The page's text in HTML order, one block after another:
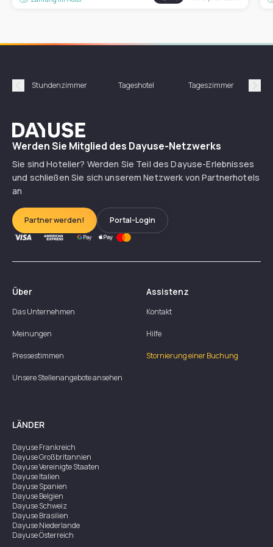
Précédent
Stundenzimmer Tageshotel Tageszimmer
Dayuse
Werden Sie Mitglied des Dayuse-Netzwerks
Sie sind Hotelier? Werden Sie Teil des Dayuse-Erlebnisses
und schließen Sie sich unserem Netzwerk von Partnerhotels
an
Partner werden! Portal-Login
Über
Das Unternehmen
Meinungen
Pressestimmen
Unsere Stellenangebote ansehen
Assistenz
Kontakt
Hilfe
Stornierung einer Buchung
LÄNDER
DayuseFrankreich
DayuseGroßbritannien
DayuseVereinigte Staaten
DayuseItalien
DayuseSpanien
DayuseBelgien
DayuseSchweiz
DayuseBrasilien
DayuseNiederlande
DayuseÖsterreich